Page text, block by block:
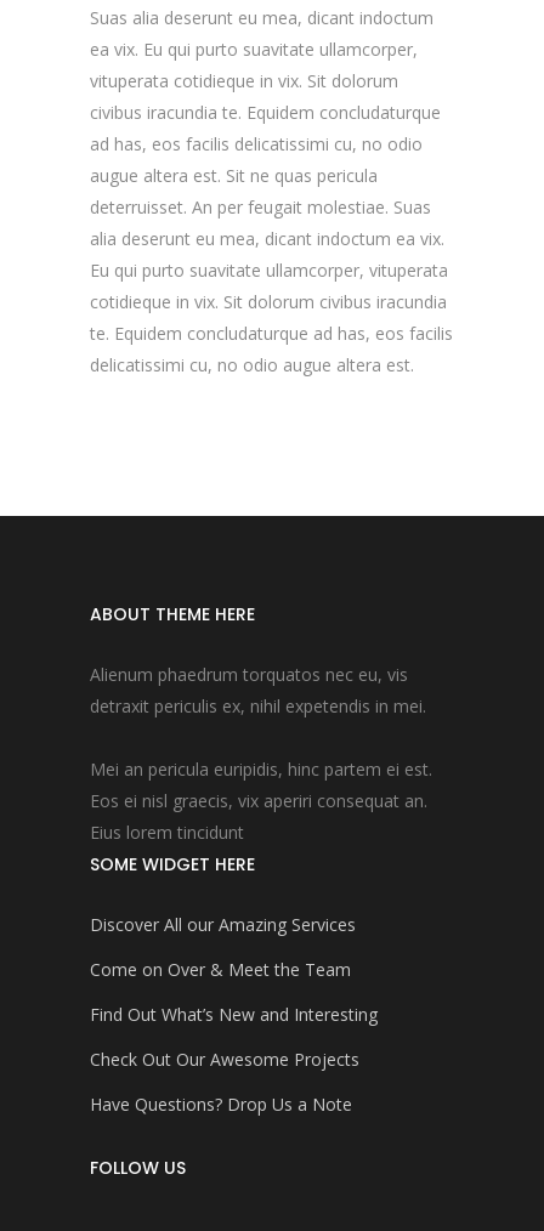
Suas alia deserunt eu mea, dicant indoctum
ea vix. Eu qui purto suavitate ullamcorper,
vituperata cotidieque in vix. Sit dolorum
civibus iracundia te. Equidem concludaturque
ad has, eos facilis delicatissimi cu, no odio
augue altera est. Sit ne quas pericula
deterruisset. An per feugait molestiae. Suas
alia deserunt eu mea, dicant indoctum ea vix.
Eu qui purto suavitate ullamcorper, vituperata
cotidieque in vix. Sit dolorum civibus iracundia
te. Equidem concludaturque ad has, eos facilis
delicatissimi cu, no odio augue altera est.
ABOUT THEME HERE
Alienum phaedrum torquatos nec eu, vis
detraxit periculis ex, nihil expetendis in mei.
Mei an pericula euripidis, hinc partem ei est.
Eos ei nisl graecis, vix aperiri consequat an.
Eius lorem tincidunt
SOME WIDGET HERE
Discover All our Amazing Services
Come on Over & Meet the Team
Find Out What’s New and Interesting
Check Out Our Awesome Projects
Have Questions? Drop Us a Note
FOLLOW US